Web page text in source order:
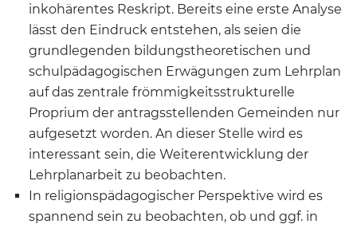
inkohärentes Reskript. Bereits eine erste Analyse
lässt den Eindruck entstehen, als seien die
grundlegenden bildungstheoretischen und
schulpädagogischen Erwägungen zum Lehrplan
auf das zentrale frömmigkeitsstrukturelle
Proprium der antragsstellenden Gemeinden nur
aufgesetzt worden. An dieser Stelle wird es
interessant sein, die Weiterentwicklung der
Lehrplanarbeit zu beobachten.
In religionspädagogischer Perspektive wird es
spannend sein zu beobachten, ob und ggf. in